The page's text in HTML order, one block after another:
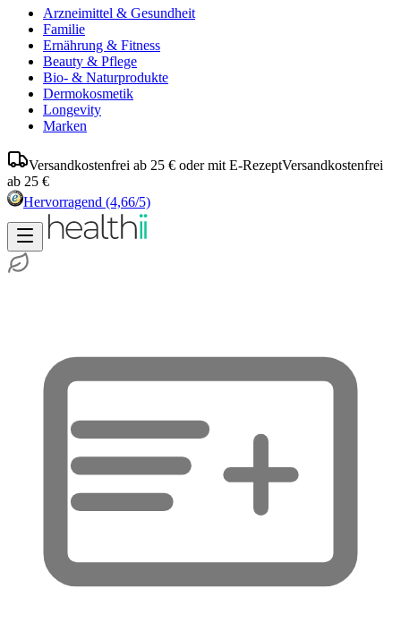
Arzneimittel & Gesundheit
Familie
Ernährung & Fitness
Beauty & Pflege
Bio- & Naturprodukte
Dermokosmetik
Longevity
Marken
Versandkostenfrei ab 25 € oder mit E-RezeptVersandkostenfrei
ab 25 €
Hervorragend (4,66/5)